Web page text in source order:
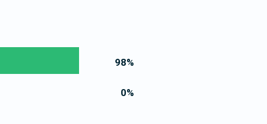
98%
0%